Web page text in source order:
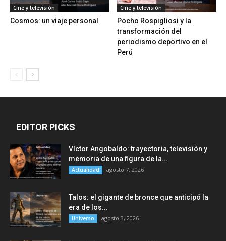
Cine y televisión
Cosmos: un viaje personal
Cine y televisión
Pocho Rospigliosi y la
transformación del
periodismo deportivo en el
Perú
EDITOR PICKS
Víctor Angobaldo: trayectoria, televisión y
memoria de una figura de la...
Actualidad agosto 7, 2026
Talos: el gigante de bronce que anticipó la
era de los...
Universo agosto 3, 2026